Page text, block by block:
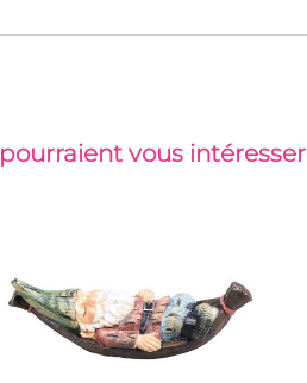
vous intéresser